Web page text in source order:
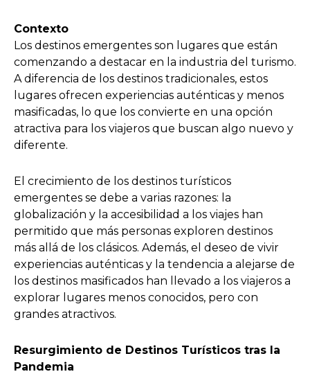
Contexto
Los destinos emergentes son lugares que están
comenzando a destacar en la industria del turismo.
A diferencia de los destinos tradicionales, estos
lugares ofrecen experiencias auténticas y menos
masificadas, lo que los convierte en una opción
atractiva para los viajeros que buscan algo nuevo y
diferente.
El crecimiento de los destinos turísticos
emergentes se debe a varias razones: la
globalización y la accesibilidad a los viajes han
permitido que más personas exploren destinos
más allá de los clásicos. Además, el deseo de vivir
experiencias auténticas y la tendencia a alejarse de
los destinos masificados han llevado a los viajeros a
explorar lugares menos conocidos, pero con
grandes atractivos.
Resurgimiento de Destinos Turísticos tras la
Pandemia